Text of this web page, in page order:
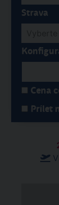
Strava
Cena
Prílet